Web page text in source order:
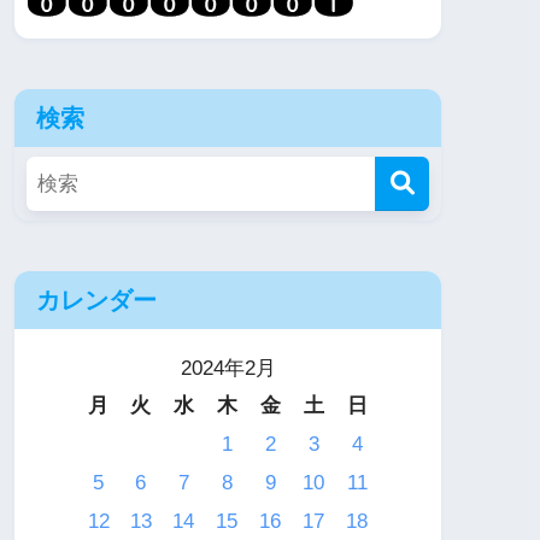
検索
カレンダー
2024年2月
月
火 水 木 金 土
日
1
2 3
4
5
6 7 8 9 10
11
12
13 14 15 16 17
18